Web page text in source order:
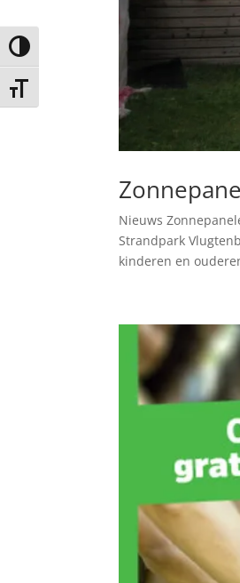
Keuze voor hoog contrast
Kies grootte van het lettertype
Nieuws
Strandpark
kinderen en